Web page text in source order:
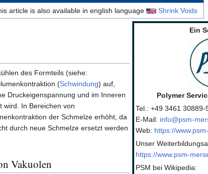
article is also available in english language
Shrink Voids
Ein
Polymer
Tel.: +49 3461 30889-
E-Mail: info@psm-
Web: https://
Unser
https://www.psm-
PSM bei Wikipedia:
des Formteils (siehe:
(Schwindung) auf,
Druckeigenspannung und im Inneren
wird. In Bereichen von
der Schmelze erhöht, da
durch neue Schmelze ersetzt werden
Vakuolen